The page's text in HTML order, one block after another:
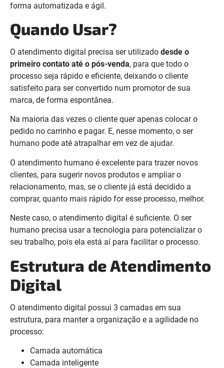
forma automatizada e ágil.
Quando Usar?
O atendimento digital precisa ser utilizado desde o
primeiro contato até o pós-venda, para que todo o
processo seja rápido e eficiente, deixando o cliente
satisfeito para ser convertido num promotor de sua
marca, de forma espontânea.
Na maioria das vezes o cliente quer apenas colocar o
pedido no carrinho e pagar. E, nesse momento, o ser
humano pode até atrapalhar em vez de ajudar.
O atendimento humano é excelente para trazer novos
clientes, para sugerir novos produtos e ampliar o
relacionamento, mas, se o cliente já está decidido a
comprar, quanto mais rápido for esse processo, melhor.
Neste caso, o atendimento digital é suficiente. O ser
humano precisa usar a tecnologia para potencializar o
seu trabalho, pois ela está aí para facilitar o processo.
Estrutura de Atendimento
Digital
O atendimento digital possui 3 camadas em sua
estrutura, para manter a organização e a agilidade no
processo:
Camada automática
Camada inteligente